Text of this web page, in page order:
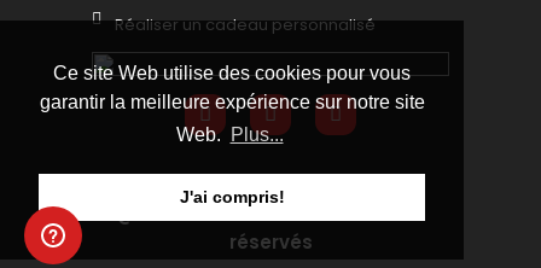
Ce site Web utilise des cookies pour vous
garantir la meilleure expérience sur notre site
Web. Plus...
J'ai compris!
Réaliser un cadeau personnalisé
@KDO MAGIC 2025 - Tous droits
réservés